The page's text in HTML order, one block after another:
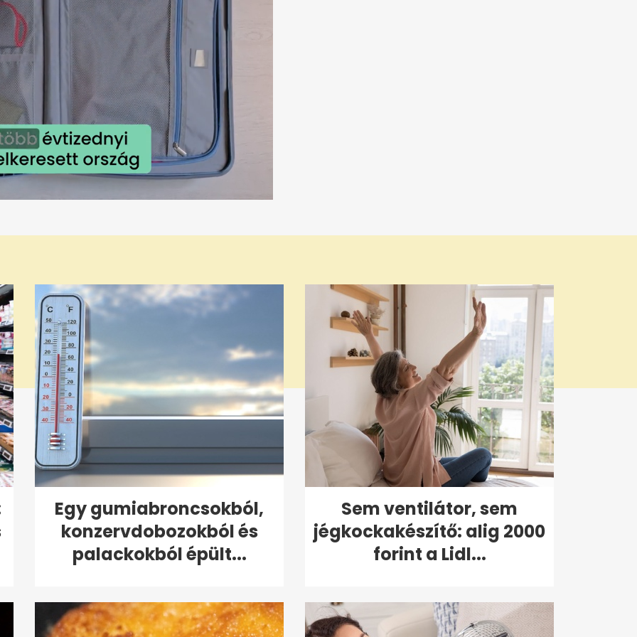
Egy gumiabroncsokból,
konzervdobozokból és
palackokból épült...
Sem ventilátor, sem
jégkockakészítő: alig 2000
forint a Lidl...